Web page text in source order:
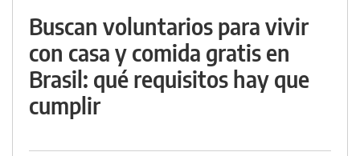
Buscan voluntarios para vivir
con casa y comida gratis en
Brasil: qué requisitos hay que
cumplir